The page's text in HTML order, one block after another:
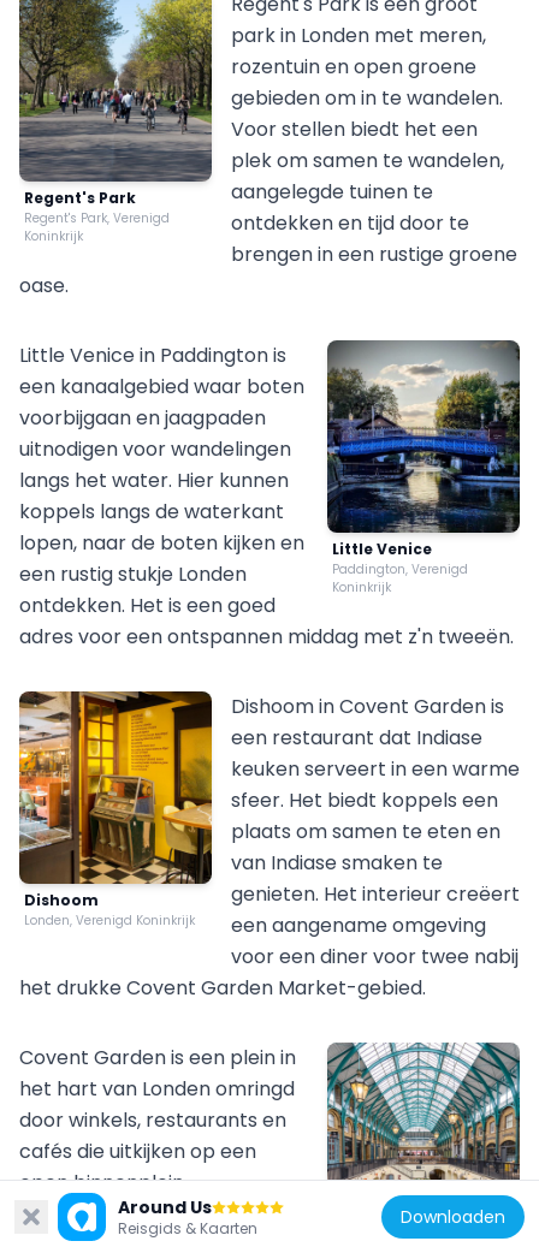
Richmond Park
109k
Regent's Park
Regent's Park, Verenigd
Koninkrijk
park in Londen met meren,
rozentuin en open groene
gebieden om in te wandelen.
Voor stellen biedt het een
plek om samen te wandelen,
aangelegde tuinen te
ontdekken en tijd door te
brengen in een rustige groene
oase.
Little Venice
Paddington, Verenigd
Koninkrijk
Little Venice in Paddington is
een kanaalgebied waar boten
voorbijgaan en jaagpaden
uitnodigen voor wandelingen
langs het water. Hier kunnen
koppels langs de waterkant
lopen, naar de boten kijken en
een rustig stukje Londen
ontdekken. Het is een goed
adres voor een ontspannen middag met z'n tweeën.
Dishoom
Londen, Verenigd Koninkrijk
Dishoom in Covent Garden is
een restaurant dat Indiase
keuken serveert in een warme
sfeer. Het biedt koppels een
plaats om samen te eten en
van Indiase smaken te
genieten. Het interieur creëert
een aangename omgeving
voor een diner voor twee nabij
het drukke Covent Garden Market-gebied.
Covent Garden is een plein in
het hart van Londen omringd
door winkels, restaurants en
cafés die uitkijken op een
open binnenplein.
Straatartiesten treden
regelmatig op en creëren een
Around Us
Reisgids & Kaarten Downloaden